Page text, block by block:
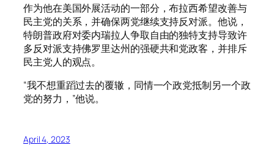
作为他在美国外展活动的一部分，布拉西希望改善与
民主党的关系，并确保两党继续支持反对派。他说，
特朗普政府对委内瑞拉人争取自由的独特支持导致许
多反对派支持佛罗里达州的强硬共和党政客，并排斥
民主党人的观点。
“我不想重蹈过去的覆辙，同情一个政党抵制另一个政
党的努力，”他说。
April 4, 2023